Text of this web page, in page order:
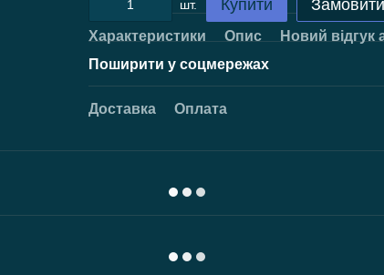
шт. Купити
Характеристики Опис
Новий відгук
Поширити у соцмережах
Доставка Оплата